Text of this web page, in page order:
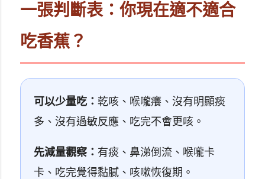
一張判斷表：你現在適不適合
吃香蕉？
可以少量吃： 乾咳、喉嚨癢、沒有明顯痰
多、沒有過敏反應、吃完不會更咳。
先減量觀察： 有痰、鼻涕倒流、喉嚨卡
卡、吃完覺得黏膩、咳嗽恢復期。